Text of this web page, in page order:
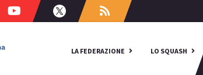
LA FEDERAZIONE LO SQUASH